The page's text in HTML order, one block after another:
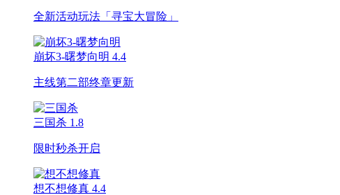
全新活动玩法「寻宝大冒险」
崩坏3-曙梦向明 4.4
主线第二部终章更新
三国杀 1.8
限时秒杀开启
想不想修真 4.4